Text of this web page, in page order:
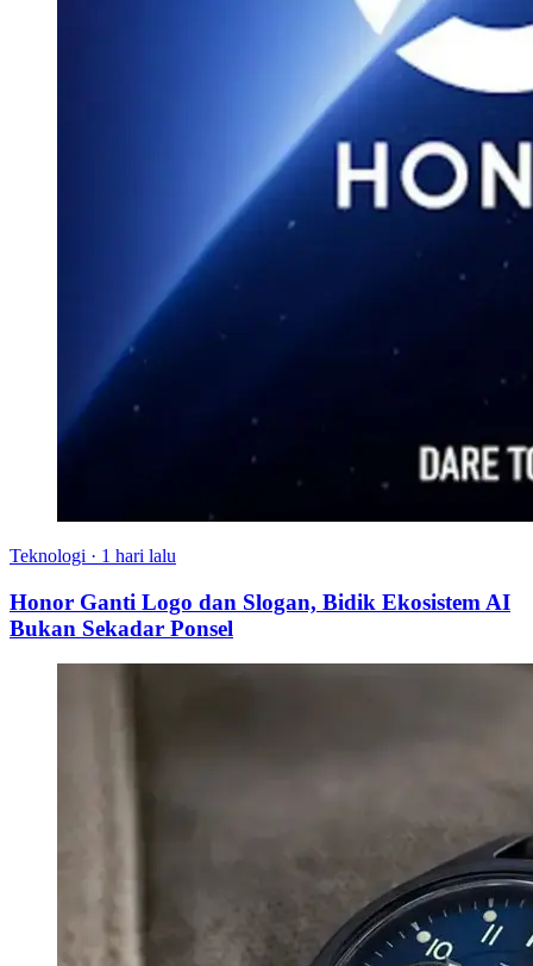
Teknologi · 1 hari lalu
Honor Ganti Logo dan Slogan, Bidik Ekosistem AI
Bukan Sekadar Ponsel